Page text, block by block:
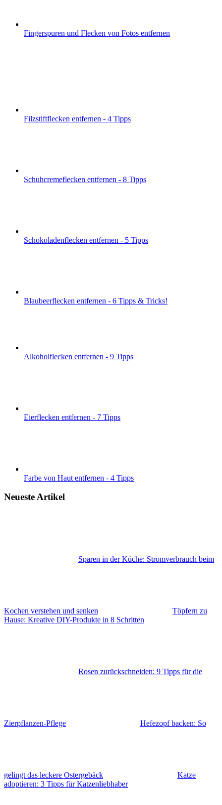
Fingerspuren und Flecken von Fotos entfernen
Filzstiftflecken entfernen - 4 Tipps
Schuhcremeflecken entfernen - 8 Tipps
Schokoladenflecken entfernen - 5 Tipps
Blaubeerflecken entfernen - 6 Tipps & Tricks!
Alkoholflecken entfernen - 9 Tipps
Eierflecken entfernen - 7 Tipps
Farbe von Haut entfernen - 4 Tipps
Neueste Artikel
Sparen in der Küche: Stromverbrauch beim
Kochen verstehen und senken
Töpfern zu
Hause: Kreative DIY-Produkte in 8 Schritten
Rosen zurückschneiden: 9 Tipps für die
Zierpflanzen-Pflege Hefezopf backen: So
gelingt das leckere Ostergebäck
Katze
adoptieren: 3 Tipps für Katzenliebhaber